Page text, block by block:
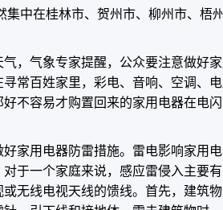
集中在桂林市、贺州市、柳州市、梧
，气象专家提醒，公众要注意做好
常百姓家里，彩电、音响、空调、
不容易才购置回来的家用电器在电闪
家用电器防雷措施。雷电影响家用
于一个家庭来说，感应雷侵入主要有
无线电视天线的馈线。首先，建筑